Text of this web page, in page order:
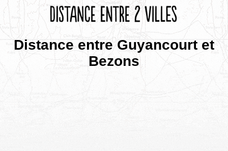
Distance entre Guyancourt et
Bezons